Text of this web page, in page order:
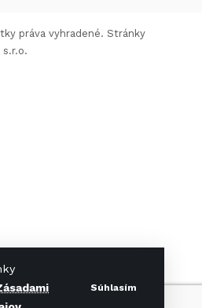
Súhlasím
práva vyhradené. Stránky
s.r.o.